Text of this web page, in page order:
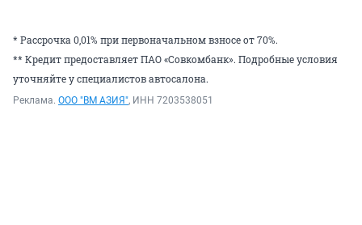
* Рассрочка 0,01% при первоначальном взносе от 70%.
** Кредит предоставляет ПАО «Совкомбанк». Подробные условия
уточняйте у специалистов автосалона.
Реклама. ООО "ВМ АЗИЯ", ИНН 7203538051